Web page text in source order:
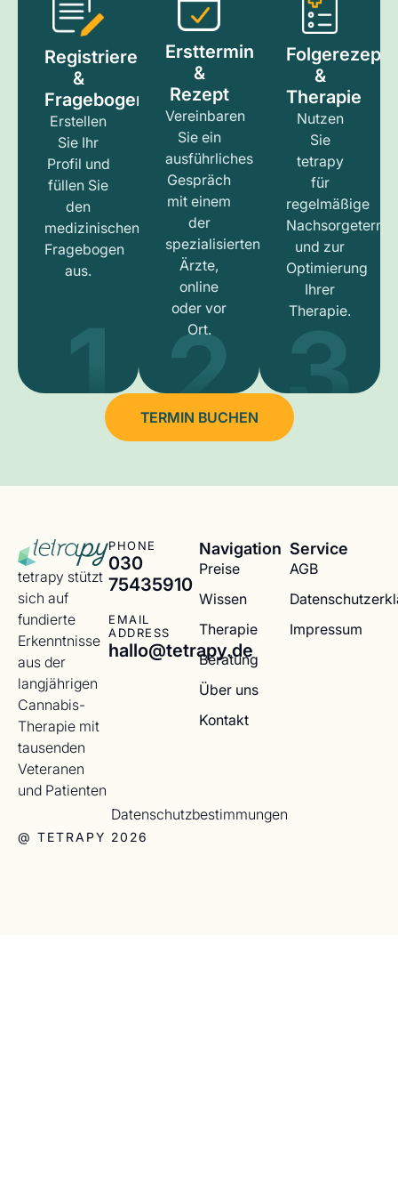
Registrieren
&
Fragebogen
Erstellen
Sie Ihr
Profil und
füllen Sie
den
medizinischen
Fragebogen
aus.
1
Ersttermin
&
Rezept
Vereinbaren
Sie ein
ausführliches
Gespräch
mit einem
der
spezialisierten
Ärzte,
online
oder vor
Ort.
2
Folgerezept
&
Therapie
Nutzen
Sie
tetrapy
für
regelmäßige
und zur
Optimierung
Ihrer
Therapie.
3
TERMIN BUCHEN
tetrapy stützt
sich auf
fundierte
Erkenntnisse
aus der
langjährigen
Cannabis-
Therapie mit
tausenden
Veteranen
und Patienten
PHONE
030
75435910
EMAIL
ADDRESS
hallo@tetrapy.de
Navigation
Preise
Wissen
Therapie
Beratung
Über uns
Kontakt
Service
AGB
Impressum
@ TETRAPY 2026
Datenschutzbestimmungen